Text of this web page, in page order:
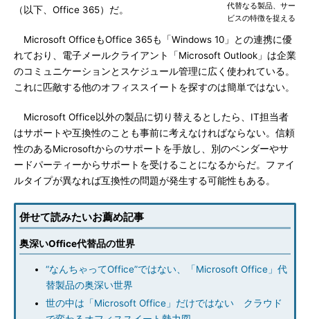
代替なる製品、サー
ビスの特徴を捉える
（以下、Office 365）だ。
Microsoft OfficeもOffice 365も「Windows 10」との連携に優
れており、電子メールクライアント「Microsoft Outlook」は企業
のコミュニケーションとスケジュール管理に広く使われている。
これに匹敵する他のオフィススイートを探すのは簡単ではない。
Microsoft Office以外の製品に切り替えるとしたら、IT担当者
はサポートや互換性のことも事前に考えなければならない。信頼
性のあるMicrosoftからのサポートを手放し、別のベンダーやサ
ードパーティーからサポートを受けることになるからだ。ファイ
ルタイプが異なれば互換性の問題が発生する可能性もある。
併せて読みたいお薦め記事
奥深いOffice代替品の世界
“なんちゃってOffice”ではない、「Microsoft Office」代
替製品の奥深い世界
世の中は「Microsoft Office」だけではない クラウド